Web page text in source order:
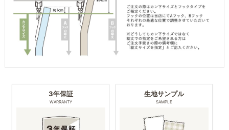
3年保証
WARRANTY
生地サンプル
SAMPLE